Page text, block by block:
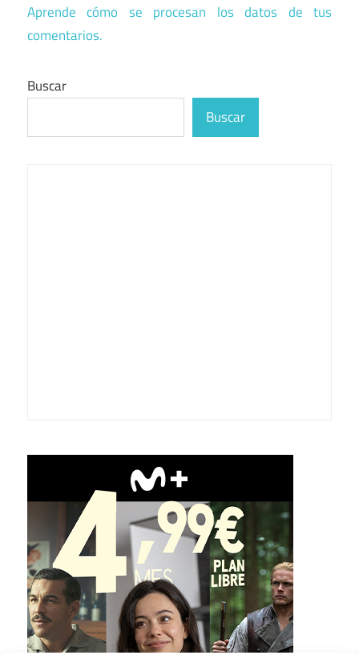
Aprende cómo se procesan los datos de tus
comentarios.
Buscar
Buscar